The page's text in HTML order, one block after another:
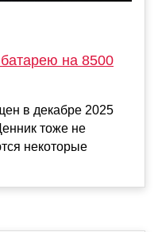
на 8500
в декабре 2025
тоже не
некоторые